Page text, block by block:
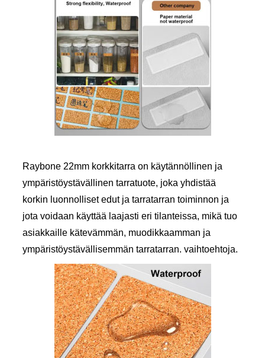
Raybone 22mm korkkitarra on käytännöllinen ja
ympäristöystävällinen tarratuote, joka yhdistää
korkin luonnolliset edut ja tarratarran toiminnon ja
jota voidaan käyttää laajasti eri tilanteissa, mikä tuo
asiakkaille kätevämmän, muodikkaamman ja
ympäristöystävällisemmän tarratarran. vaihtoehtoja.